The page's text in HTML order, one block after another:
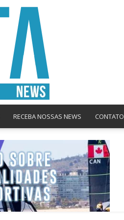
RECEBA NOSSAS NEWS CONTATO